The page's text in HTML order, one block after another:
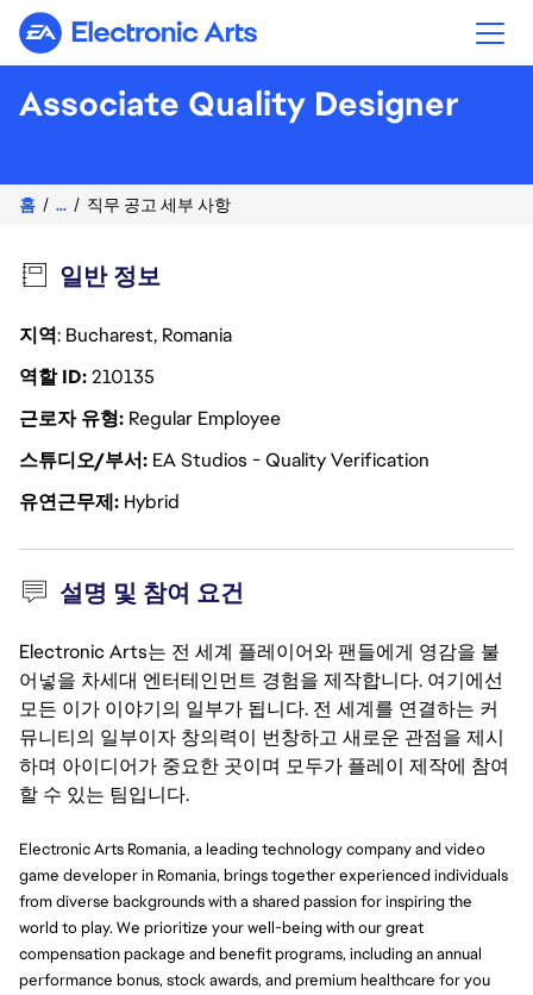
Electronic Arts
Associate Quality Designer
홈 ... 직무 공고 세부 사항
일반 정보
지역: Bucharest, Romania
역할 ID210135
근로자 유형 Regular Employee
스튜디오/부서 EA Studios - Quality Verification
유연근무제 Hybrid
설명 및 참여 요건
Electronic Arts는 전 세계 플레이어와 팬들에게 영감을 불
어넣을 차세대 엔터테인먼트 경험을 제작합니다. 여기에선
모든 이가 이야기의 일부가 됩니다. 전 세계를 연결하는 커
뮤니티의 일부이자 창의력이 번창하고 새로운 관점을 제시
하며 아이디어가 중요한 곳이며 모두가 플레이 제작에 참여
할 수 있는 팀입니다.
Electronic Arts Romania, a leading technology company and video
game developer in Romania, brings together experienced individuals
from diverse backgrounds with a shared passion for inspiring the
world to play. We prioritize your well-being with our great
compensation package and benefit programs, including an annual
performance bonus, stock awards, and premium healthcare for you